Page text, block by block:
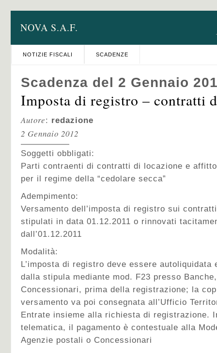
NOVA S.A.F.
NOTIZIE FISCALI SCADENZE
Scadenza del 2 Gennaio
Imposta di registro – contratti
Autore: redazione
2 Gennaio 2012
Soggetti obbligati:
Parti contraenti di contratti di locazione e
per il regime della “cedolare secca”
Adempimento:
Versamento dell’imposta di registro sui
stipulati in data 01.12.2011 o rinnovati
dall’01.12.2011
Modalità:
L’imposta di registro deve essere
dalla stipula mediante mod. F23 presso
Concessionari, prima della registrazione; la
versamento va poi consegnata all’Ufficio
Entrate insieme alla richiesta di registrazione.
telematica, il pagamento è contestuale alla
Agenzie postali o Concessionari